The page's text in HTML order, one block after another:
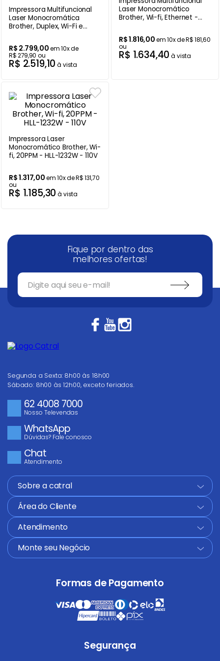
Impressora Multifuncional
Laser Monocromática
Brother, Duplex, Wi-Fi e
110V
R$ 2.799,00em10x de
R$279,90 ou
R$ 2.519,10 à vista
Laser Monocromático
Brother, Wi-fi, Ethernet -
R$1.816,00em10x deR$181,60
ou
R$ 1.634,40 à vista
Impressora Laser
Monocromático Brother, Wi-
fi, 20PPM - HLL-1232W - 110V
R$1.317,00em10x deR$131,70
ou
R$ 1.185,30 à vista
Fique por dentro das
melhores ofertas!
Segunda a Sexta: 8h00 às 18h00
Sábado: 8h00 às 12h00, exceto feriados.
62 4008 7000
Nosso Televendas
WhatsApp
Dúvidas? Fale conosco
Chat
Atendimento
Sobre a catral
+
Área do Cliente
+
Atendimento
+
Monte seu Negócio
+
Formas de Pagamento
Segurança
9º Ar Condicionado
Balanças